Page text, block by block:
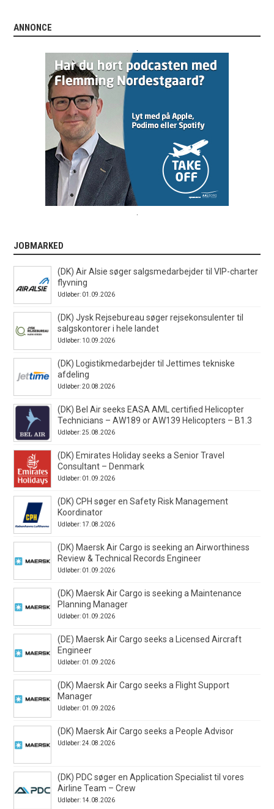
ANNONCE
JOBMARKED
(DK) Air Alsie søger salgsmedarbejder til VIP-charter
flyvning
Udløber: 01.09.2026
(DK) Jysk Rejsebureau søger rejsekonsulenter til
salgskontorer i hele landet
Udløber: 10.09.2026
(DK) Logistikmedarbejder til Jettimes tekniske
afdeling
Udløber: 20.08.2026
(DK) Bel Air seeks EASA AML certified Helicopter
Technicians – AW189 or AW139 Helicopters – B1.3
Udløber: 25.08.2026
(DK) Emirates Holiday seeks a Senior Travel
Consultant – Denmark
Udløber: 01.09.2026
(DK) CPH søger en Safety Risk Management
Koordinator
Udløber: 17.08.2026
(DK) Maersk Air Cargo is seeking an Airworthiness
Review & Technical Records Engineer
Udløber: 01.09.2026
(DK) Maersk Air Cargo is seeking a Maintenance
Planning Manager
Udløber: 01.09.2026
(DE) Maersk Air Cargo seeks a Licensed Aircraft
Engineer
Udløber: 01.09.2026
(DK) Maersk Air Cargo seeks a Flight Support
Manager
Udløber: 01.09.2026
(DK) Maersk Air Cargo seeks a People Advisor
Udløber: 24.08.2026
(DK) PDC søger en Application Specialist til vores
Airline Team – Crew
Udløber: 14.08.2026